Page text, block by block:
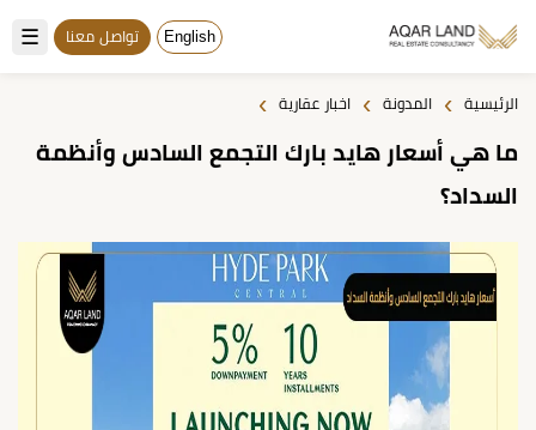
☰ English تواصل معنا
الرئيسية › المدونة › اخبار عقارية ›
ما هي أسعار هايد بارك التجمع السادس وأنظمة
السداد؟